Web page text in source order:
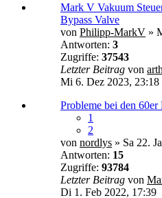
Mark V Vakuum
Bypass Valve
von Philipp-MarkV »
Antworten: 3
Zugriffe: 37543
Letzter Beitrag von
Mi 6. Dez 2023, 23:18
Probleme bei den 60er
1
2
von nordlys » Sa 22.
Antworten: 15
Zugriffe: 93784
Letzter Beitrag von
Di 1. Feb 2022, 17:39